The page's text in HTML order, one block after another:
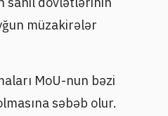
müzakirələr
MoU-nun bəzi
səbəb olur.